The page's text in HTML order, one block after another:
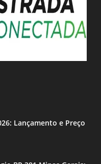
Lançamento e Preço